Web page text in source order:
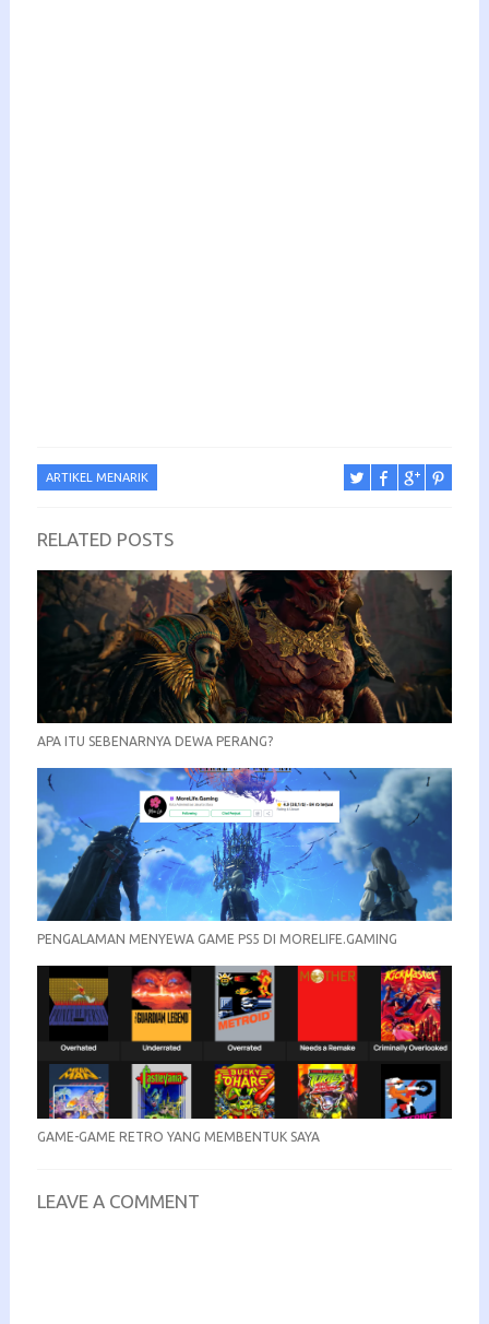
ARTIKEL MENARIK
RELATED POSTS
APA ITU SEBENARNYA DEWA PERANG?
PENGALAMAN MENYEWA GAME PS5 DI MORELIFE.GAMING
GAME-GAME RETRO YANG MEMBENTUK SAYA
LEAVE A COMMENT